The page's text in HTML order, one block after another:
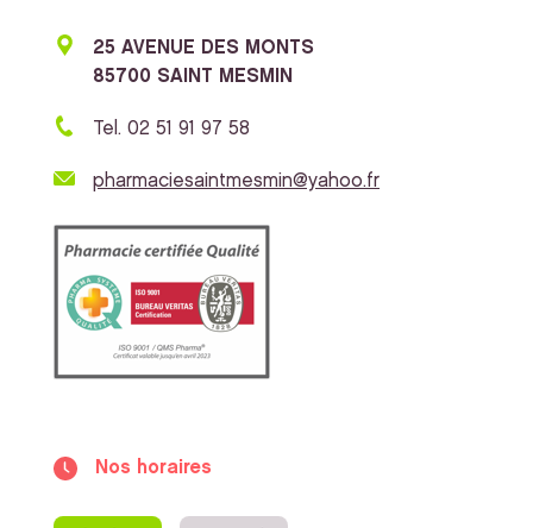
25 AVENUE DES MONTS
85700 SAINT MESMIN
Tel. 02 51 91 97 58
pharmaciesaintmesmin@yahoo.fr
Nos horaires